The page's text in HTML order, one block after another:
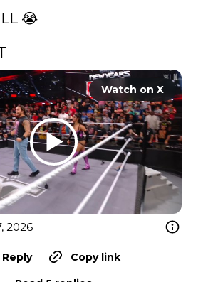
😭
Watch on X
2026
Reply Copy link